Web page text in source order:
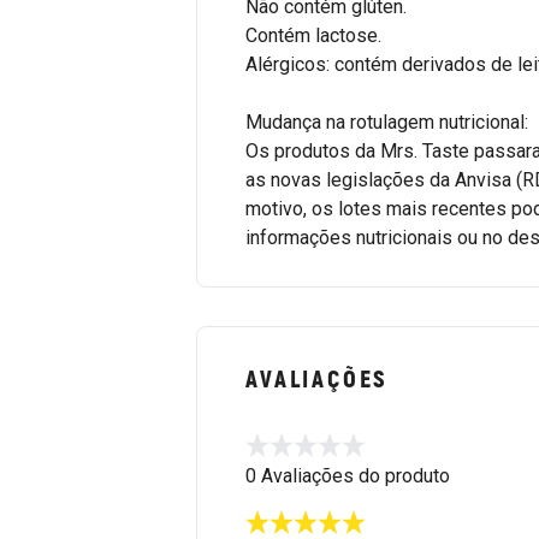
Não contém glúten.
Contém lactose.
Alérgicos: contém derivados de
Mudança na rotulagem nutricional:
Os produtos da Mrs. Taste
as novas legislações da Anvisa
motivo, os lotes mais recentes
informações nutricionais ou no
AVALIAÇÕES
0 Avaliações do produto